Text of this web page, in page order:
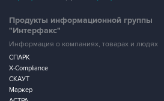
Информация о компаниях, товарах и людях
СПАРК
X-Compliance
СКАУТ
Маркер
АСТРА
Новости и рынки